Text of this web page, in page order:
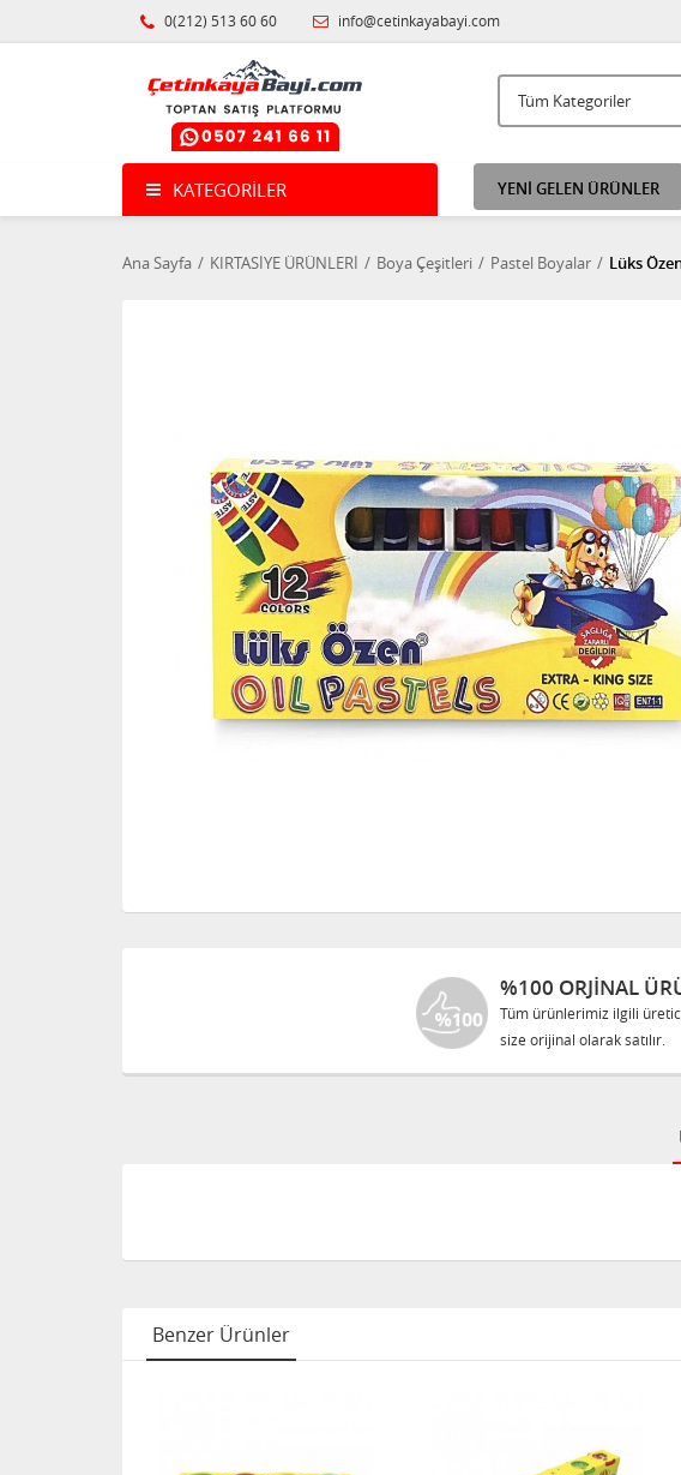
0(212) 513 60 60 info@cetinkayabayi.com
KATEGORILER YENİ GELEN ÜRÜNLER
Ana Sayfa KIRTASİYE ÜRÜNLERİ Boya Çeşitleri Pastel Boyalar Lüks
%100 ORJINAL
Tüm ürünlerimiz ilgili
size orijinal olarak satılır.
Benzer Ürünler